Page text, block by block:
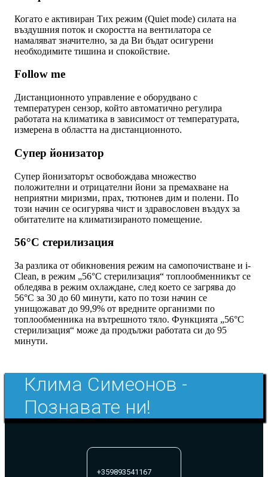
Когато е активиран Тих режим (Quiet mode) силата на
въздушния поток и скоростта на вентилатора се
намаляват значително, за да Ви бъдат осигурени
необходимите тишина и спокойствие.
Follow me
Дистанционното управление е оборудвано с
температурен сензор, който автоматично регулира
работата на климатика в зависимост от температурата,
измерена в областта на дистанционното.
Супер йонизатор
Супер йонизаторът освобождава множество
положителни и отрицателни йони за премахване на
неприятни миризми, прах, тютюнев дим и полени. По
този начин се осигурява чист и здравословен въздух за
обитателите на климатизираното помещение.
56°C стерилизация
За разлика от обикновения режим на самопочистване и i-
Clean, в режим „56°C стерилизация“ топлообменникът се
обледява в режим охлаждане, след което се загрява до
56°C за 30 до 60 минути, като по този начин се
унищожават до 99,9% от вредните организми по
топлообменника на вътрешното тяло. Функцията „56°C
стерилизация“ може да продължи работата си до 95
минути.
Клима Симеонов -
Познавате ни!
+359893541167